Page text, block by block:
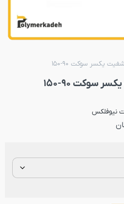
یکسر سوکت 90-150
سوکت 90-150
نیوفلکس